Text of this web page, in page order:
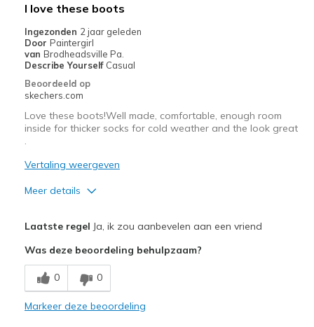
Travel
Width
Sizing
View On Shoes
I'm Into Shoes
I love these boots
Ingezonden 2 jaar geleden
Door Paintergirl
van Brodheadsville Pa.
Describe Yourself Casual
Beoordeeld op
skechers.com
Love these boots!Well made, comfortable, enough room
inside for thicker socks for cold weather and the look great
Vertaling weergeven
Meer details
Comfortable
Durable
Laatste regel Ja, ik zou aanbevelen aan een vriend
Was deze beoordeling behulpzaam?
0 0
Markeer deze beoordeling